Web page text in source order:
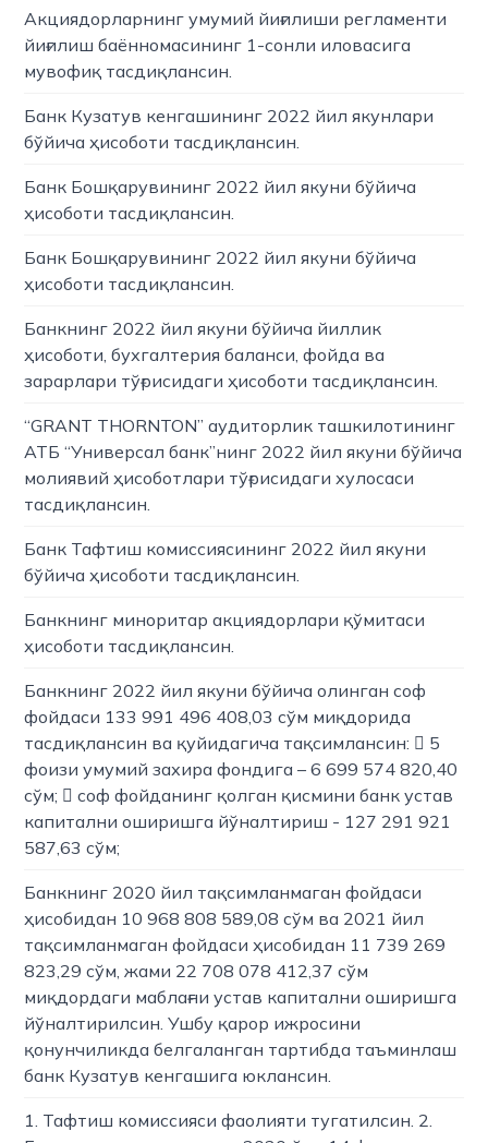
Акциядорларнинг умумий йиғилиши регламенти
йиғилиш баённомасининг 1-сонли иловасига
мувофиқ тасдиқлансин.
Банк Кузатув кенгашининг 2022 йил якунлари
бўйича ҳисоботи тасдиқлансин.
Банк Бошқарувининг 2022 йил якуни бўйича
ҳисоботи тасдиқлансин.
Банк Бошқарувининг 2022 йил якуни бўйича
ҳисоботи тасдиқлансин.
Банкнинг 2022 йил якуни бўйича йиллик
ҳисоботи, бухгалтерия баланси, фойда ва
зарарлари тўғрисидаги ҳисоботи тасдиқлансин.
“GRANT THORNTON” аудиторлик ташкилотининг
АТБ “Универсал банк”нинг 2022 йил якуни бўйича
молиявий ҳисоботлари тўғрисидаги хулосаси
тасдиқлансин.
Банк Тафтиш комиссиясининг 2022 йил якуни
бўйича ҳисоботи тасдиқлансин.
Банкнинг миноритар акциядорлари қўмитаси
ҳисоботи тасдиқлансин.
Банкнинг 2022 йил якуни бўйича олинган соф
фойдаси 133 991 496 408,03 сўм миқдорида
тасдиқлансин ва қуйидагича тақсимлансин:  5
фоизи умумий захира фондига – 6 699 574 820,40
сўм;  соф фойданинг қолган қисмини банк устав
капитални оширишга йўналтириш - 127 291 921
587,63 сўм;
Банкнинг 2020 йил тақсимланмаган фойдаси
ҳисобидан 10 968 808 589,08 сўм ва 2021 йил
тақсимланмаган фойдаси ҳисобидан 11 739 269
823,29 сўм, жами 22 708 078 412,37 сўм
миқдордаги маблағни устав капитални оширишга
йўналтирилсин. Ушбу қарор ижросини
қонунчиликда белгаланган тартибда таъминлаш
банк Кузатув кенгашига юклансин.
1. Тафтиш комиссияси фаолияти тугатилсин. 2.